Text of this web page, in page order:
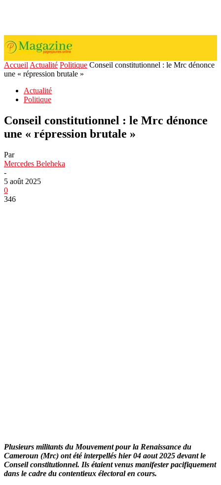
Accueil Actualité Politique Conseil constitutionnel : le Mrc dénonce
une « répression brutale »
Actualité
Politique
Conseil constitutionnel : le Mrc dénonce
une « répression brutale »
Par
Mercedes Beleheka
-
5 août 2025
0
346
Plusieurs militants du Mouvement pour la Renaissance du
Cameroun (Mrc) ont été interpellés hier 04 aout 2025 devant le
Conseil constitutionnel. Ils étaient venus manifester pacifiquement
dans le cadre du contentieux électoral en cours.